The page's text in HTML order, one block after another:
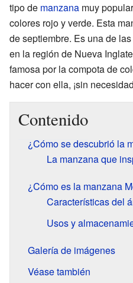
tipo de manzana muy
colores rojo y verde. Esta
de septiembre. Es una de
en la región de Nueva
famosa por la compota de
hacer con ella, ¡sin
Contenido
¿Cómo se descubrió la
La manzana que
¿Cómo es la manzana
Características del
Usos y
Galería de imágenes
Véase también